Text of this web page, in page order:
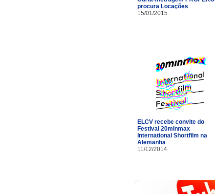
procura Locações
15/01/2015
ELCV recebe convite do
Festival 20minmax
International Shortfilm na
Alemanha
11/12/2014